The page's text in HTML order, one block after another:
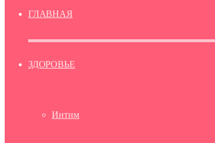
ГЛАВНАЯ
ЗДОРОВЬЕ
Интим